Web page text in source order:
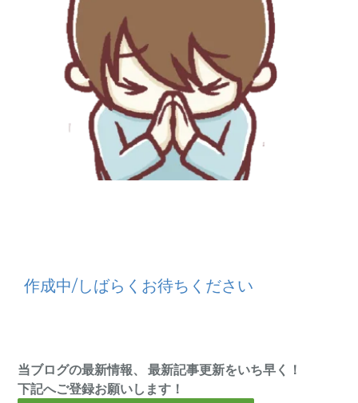
作成中/しばらくお待ちください
当ブログの最新情報、 最新記事更新をいち早く！
下記へご登録お願いします！